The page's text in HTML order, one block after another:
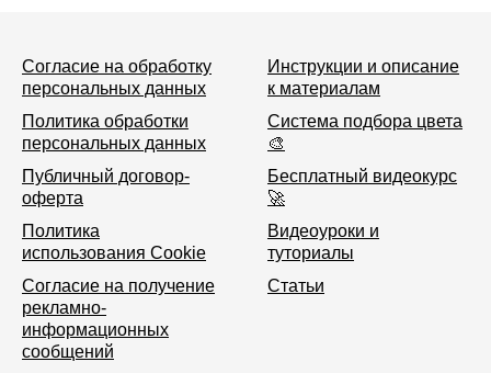
Согласие на обработку
персональных данных
Политика обработки
персональных данных
Публичный договор-
оферта
Политика
использования Cookie
Согласие на получение
рекламно-
информационных
сообщений
Инструкции и описание
к материалам
Система подбора цвета
🎨
Бесплатный видеокурс
🚀
Видеоуроки и
туториалы
Статьи